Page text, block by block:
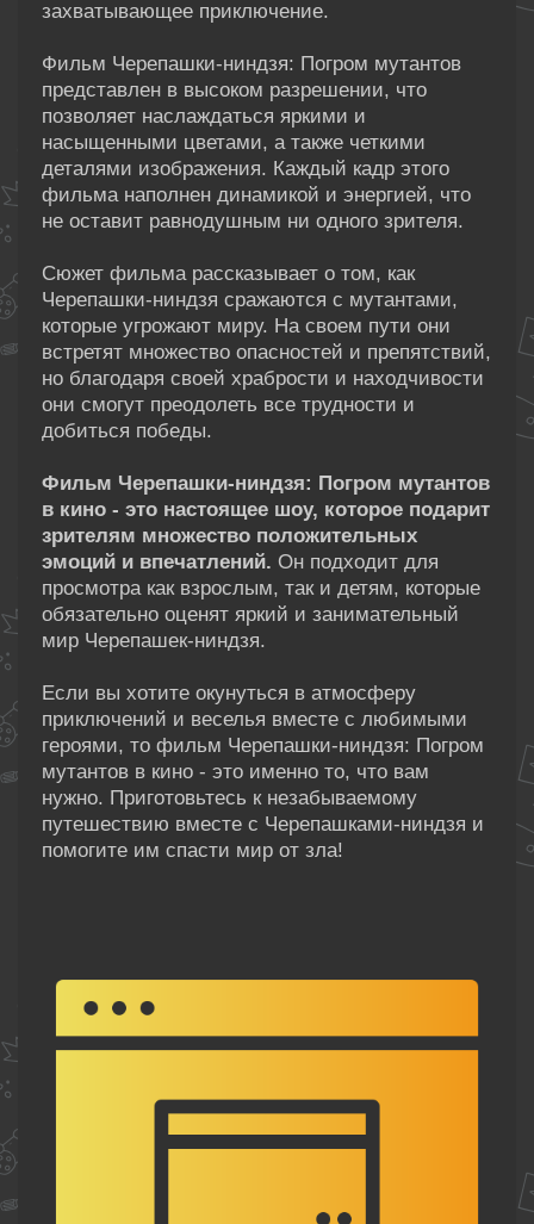
захватывающее приключение.
Фильм Черепашки-ниндзя: Погром мутантов
представлен в высоком разрешении, что
позволяет наслаждаться яркими и
насыщенными цветами, а также четкими
деталями изображения. Каждый кадр этого
фильма наполнен динамикой и энергией, что
не оставит равнодушным ни одного зрителя.
Сюжет фильма рассказывает о том, как
Черепашки-ниндзя сражаются с мутантами,
которые угрожают миру. На своем пути они
встретят множество опасностей и препятствий,
но благодаря своей храбрости и находчивости
они смогут преодолеть все трудности и
добиться победы.
Фильм Черепашки-ниндзя: Погром мутантов
в кино - это настоящее шоу, которое подарит
зрителям множество положительных
эмоций и впечатлений. Он подходит для
просмотра как взрослым, так и детям, которые
обязательно оценят яркий и занимательный
мир Черепашек-ниндзя.
Если вы хотите окунуться в атмосферу
приключений и веселья вместе с любимыми
героями, то фильм Черепашки-ниндзя: Погром
мутантов в кино - это именно то, что вам
нужно. Приготовьтесь к незабываемому
путешествию вместе с Черепашками-ниндзя и
помогите им спасти мир от зла!